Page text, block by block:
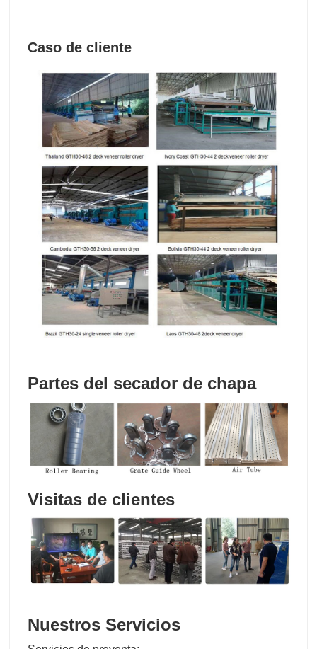
Caso de cliente
Partes del secador de chapa
Visitas de clientes
Nuestros Servicios